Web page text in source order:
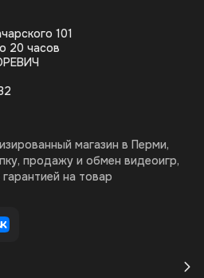
101
20 часов
магазин в Перми,
продажу и обмен видеоигр,
на товар